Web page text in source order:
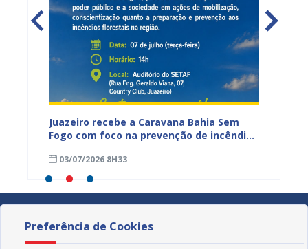
Juazeiro recebe a Caravana Bahia Sem
Fogo com foco na prevenção de incêndios
03/07/2026 8H33
Preferência de Cookies